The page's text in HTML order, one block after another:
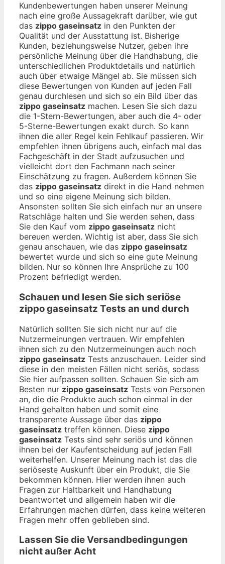
Kundenbewertungen haben unserer Meinung
nach eine große Aussagekraft darüber, wie gut
das zippo gaseinsatz in den Punkten der
Qualität und der Ausstattung ist. Bisherige
Kunden, beziehungsweise Nutzer, geben ihre
persönliche Meinung über die Handhabung, die
unterschiedlichen Produktdetails und natürlich
auch über etwaige Mängel ab. Sie müssen sich
diese Bewertungen von Kunden auf jeden Fall
genau durchlesen und sich so ein Bild über das
zippo gaseinsatz machen. Lesen Sie sich dazu
die 1-Stern-Bewertungen, aber auch die 4- oder
5-Sterne-Bewertungen exakt durch. So kann
ihnen die aller Regel kein Fehlkauf passieren. Wir
empfehlen ihnen übrigens auch, einfach mal das
Fachgeschäft in der Stadt aufzusuchen und
vielleicht dort den Fachmann nach seiner
Einschätzung zu fragen. Außerdem können Sie
das zippo gaseinsatz direkt in die Hand nehmen
und so eine eigene Meinung sich bilden.
Ansonsten sollten Sie sich einfach nur an unsere
Ratschläge halten und Sie werden sehen, dass
Sie den Kauf vom zippo gaseinsatz nicht
bereuen werden. Wichtig ist aber, dass Sie sich
genau anschauen, wie das zippo gaseinsatz
bewertet wurde und sich so eine gute Meinung
bilden. Nur so können Ihre Ansprüche zu 100
Prozent befriedigt werden.
Schauen und lesen Sie sich seriöse
zippo gaseinsatz Tests an und durch
Natürlich sollten Sie sich nicht nur auf die
Nutzermeinungen vertrauen. Wir empfehlen
ihnen sich zu den Nutzermeinungen auch noch
zippo gaseinsatz Tests anzuschauen. Leider sind
diese in den meisten Fällen nicht seriös, sodass
Sie hier aufpassen sollten. Schauen Sie sich am
Besten nur zippo gaseinsatz Tests von Personen
an, die die Produkte auch schon einmal in der
Hand gehalten haben und somit eine
transparente Aussage über das zippo
gaseinsatz treffen können. Diese zippo
gaseinsatz Tests sind sehr seriös und können
ihnen bei der Kaufentscheidung auf jeden Fall
weiterhelfen. Unserer Meinung nach ist das die
seriöseste Auskunft über ein Produkt, die Sie
bekommen können. Hier werden ihnen auch
Fragen zur Haltbarkeit und Handhabung
beantwortet und allgemein haben wir die
Erfahrungen machen dürfen, dass keine weiteren
Fragen mehr offen geblieben sind.
Lassen Sie die Versandbedingungen
nicht außer Acht